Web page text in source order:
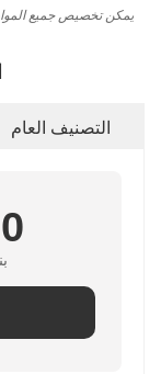
يمكن تخصيص جميع
التصنيف العام